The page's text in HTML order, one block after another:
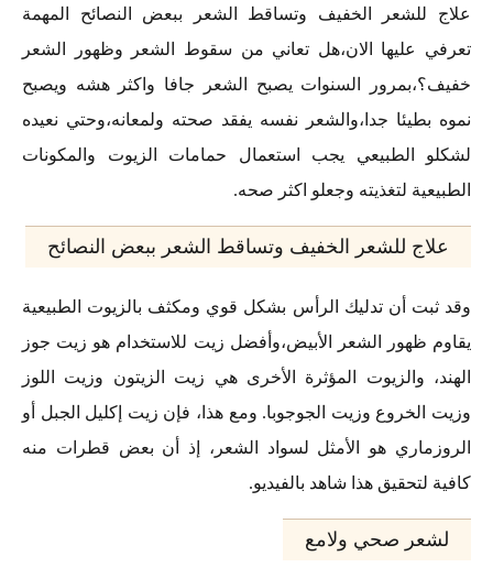
علاج للشعر الخفيف وتساقط الشعر ببعض النصائح المهمة
تعرفي عليها الان،هل تعاني من سقوط الشعر وظهور الشعر
خفيف؟،بمرور السنوات يصبح الشعر جافا واكثر هشه ويصبح
نموه بطيئا جدا،والشعر نفسه يفقد صحته ولمعانه،وحتي نعيده
لشكلو الطبيعي يجب استعمال حمامات الزيوت والمكونات
الطبيعية لتغذيته وجعلو اكثر صحه.
علاج للشعر الخفيف وتساقط الشعر ببعض النصائح
وقد ثبت أن تدليك الرأس بشكل قوي ومكثف بالزيوت الطبيعية
يقاوم ظهور الشعر الأبيض،وأفضل زيت للاستخدام هو زيت جوز
الهند، والزيوت المؤثرة الأخرى هي زيت الزيتون وزيت اللوز
وزيت الخروع وزيت الجوجوبا. ومع هذا، فإن زيت إكليل الجبل أو
الروزماري هو الأمثل لسواد الشعر، إذ أن بعض قطرات منه
كافية لتحقيق هذا شاهد بالفيديو.
لشعر صحي ولامع